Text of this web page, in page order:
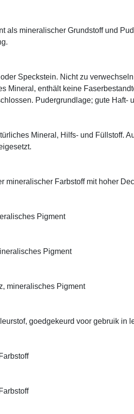
als mineralischer Grundstoff und
Speckstein. Nicht zu
Mineral, enthält keine
Pudergrundlage; gute Haft-
Mineral, Hilfs- und Füllstoff.
mineralischer Farbstoff mit hoher
Pigment
Pigment
mineralisches Pigment
goedgekeurd voor gebruik in